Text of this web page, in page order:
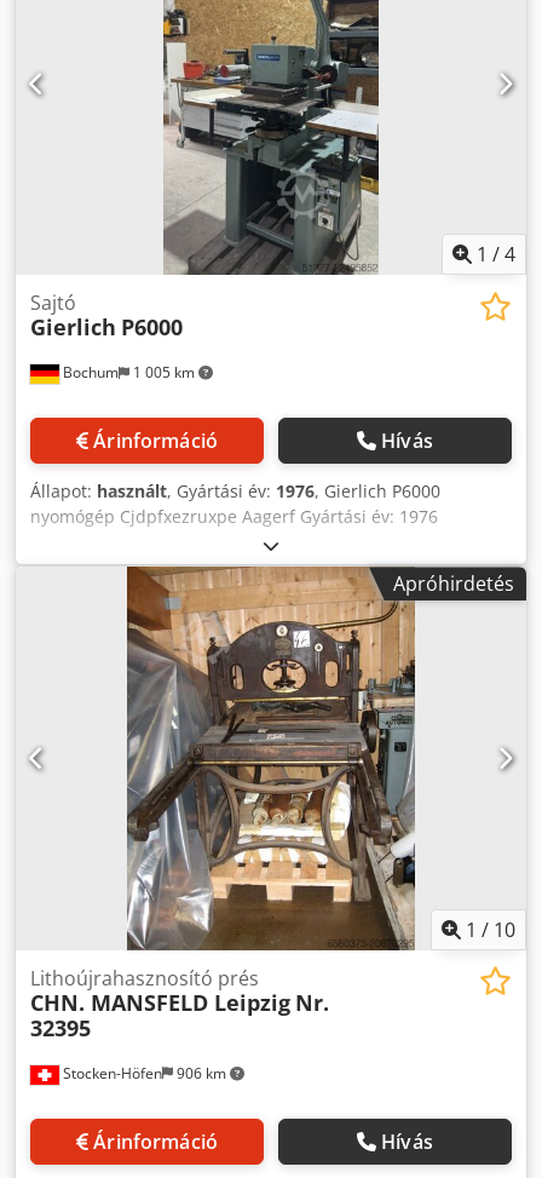
alkalmas (megfelelő lecsévézővel bővíthető) • Gyors
megtérülés (A termékfotó illusztráció.) A gép CE-tanúsított.
m/perc Max. súly 400 kg Tekercselési irány jobbról balra
vagy balról jobbra (mindkét oldalon) Ráfekvő tengely 2 psc.
Tekercselő és lecsévélő különálló Szalagvezető rendszer
ultrahangos érzékelővel 1 psc. Hulladékfelhúzó splice-
asztallal 1 m. t. sz. Forgókéses vágómodul Vezérlőpanel
érintőképernyő Adapter átmérője 152 mm. 2 psc.
Stroboszkóp szalagvezérlő érzékelővel
1 /4
Bochum 1 005 km
Sajtó
Gierlich P6000
Árinformáció Hívás
Állapot: használt, Gyártási év: 1976, Gierlich P6000
nyomógép Cjdpfxezruxpe Aagerf Gyártási év: 1976
Apróhirdetés
1 / 10
Stocken-Höfen 906 km
Lithoújrahasznosító prés
CHN. MANSFELD Leipzig Nr.
32395
Árinformáció Hívás